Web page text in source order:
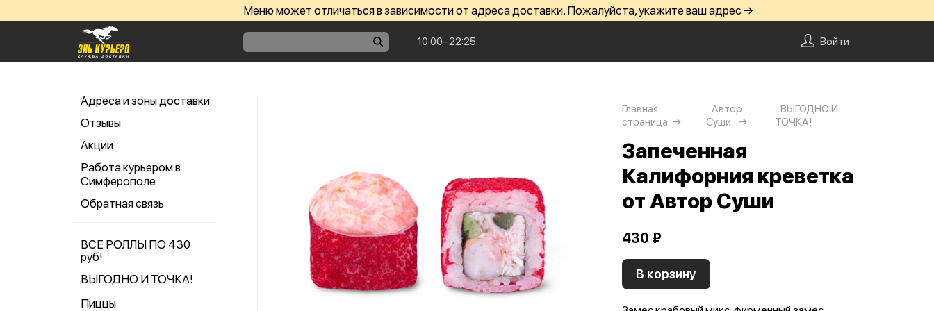
Меню может отличаться в зависимости от адреса доставки. Пожалуйста, укажите ваш адрес →
10:00−22:25 Войти
Адреса и зоны доставки
Отзывы
Акции
Работа курьером в
Симферополе
Обратная связь
ВСЕ РОЛЛЫ ПО 430
руб!
ВЫГОДНО И ТОЧКА!
Пиццы
Главная
страница
Автор
Суши
ВЫГОДНО И
ТОЧКА!
Запеченная
Калифорния креветка
от Автор Суши
430 ₽
В корзину